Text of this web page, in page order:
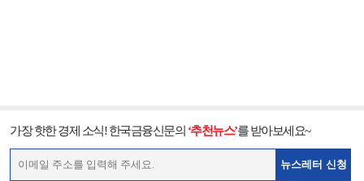
가장 핫한 경제 소식! 한국금융신문의 ‘추천뉴스’를 받아보세요~
뉴스레터 신청